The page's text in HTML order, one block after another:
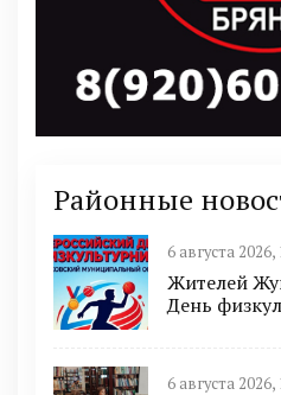
Районные
6 августа 2026,
Жителей
День
6 августа 2026,